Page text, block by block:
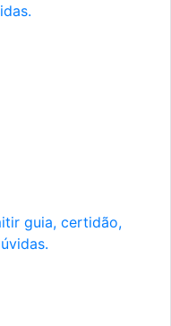
guia, certidão,